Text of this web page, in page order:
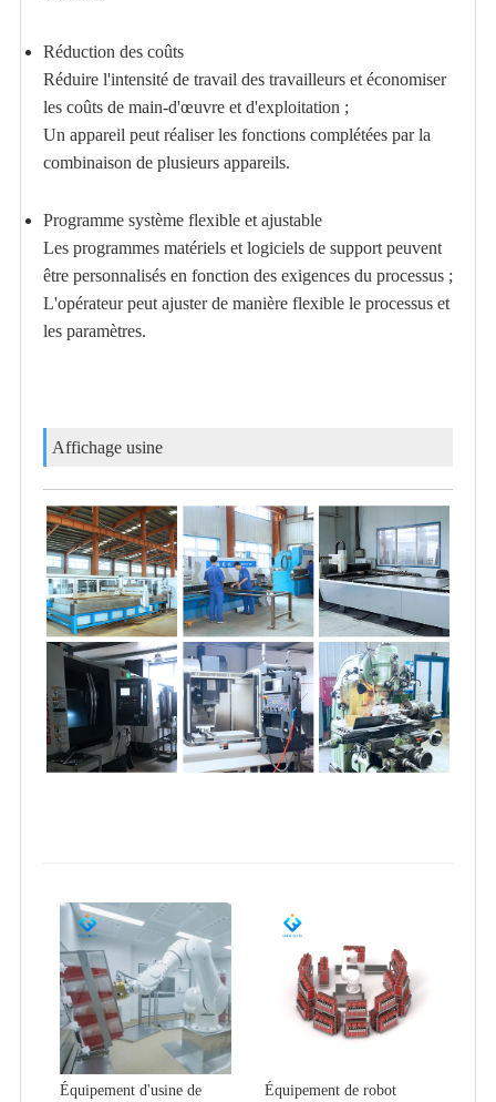
Réduction des coûts
Réduire l'intensité de travail des travailleurs et économiser
les coûts de main-d'œuvre et d'exploitation ;
Un appareil peut réaliser les fonctions complétées par la
combinaison de plusieurs appareils.
Programme système flexible et ajustable
Les programmes matériels et logiciels de support peuvent
être personnalisés en fonction des exigences du processus ;
L'opérateur peut ajuster de manière flexible le processus et
les paramètres.
Affichage usine
Équipement d'usine de
Équipement de robot